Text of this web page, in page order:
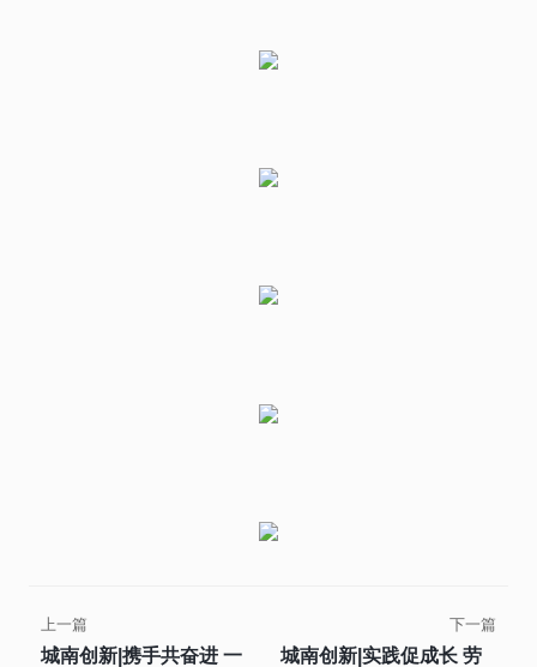
上一篇
城南创新|携手共奋进 一
下一篇
城南创新|实践促成长 劳